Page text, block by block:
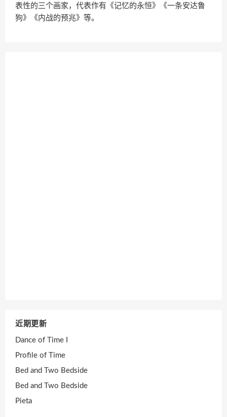
表性的三个画家，代表作有《记忆的永恒》《一条安达鲁
狗》《内战的预兆》等。
近期更新
Dance of Time I
Profile of Time
Bed and Two Bedside
Bed and Two Bedside
Pieta